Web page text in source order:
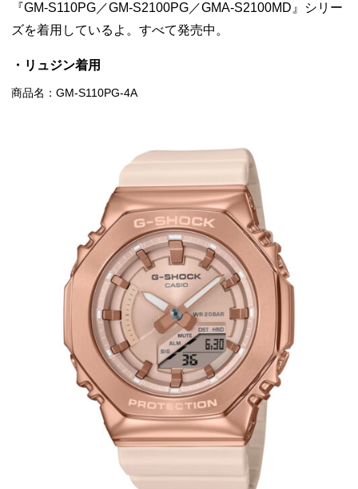
『GM-S110PG／GM-S2100PG／GMA-S2100MD』シリー
ズを着用しているよ。すべて発売中。
・リュジン着用
商品名：GM-S110PG-4A